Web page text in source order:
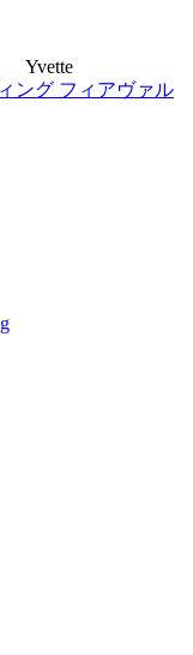
Yvette
ング フィアヴァル